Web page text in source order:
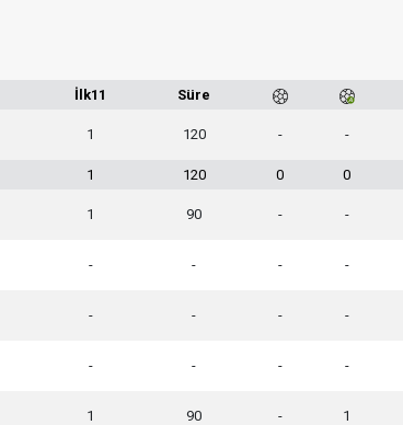
İlk11 Süre
1 120 - -
1 120 0 0
1 90 - -
- - - -
- - - -
- - - -
1 90 - 1